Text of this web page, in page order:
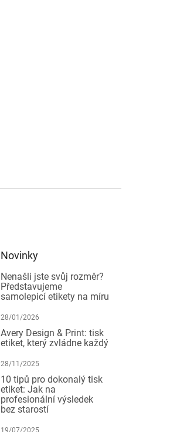
Novinky
Nenašli jste svůj rozměr?
Představujeme
samolepicí etikety na míru
28/01/2026
Avery Design & Print: tisk
etiket, který zvládne každý
28/11/2025
10 tipů pro dokonalý tisk
etiket: Jak na
profesionální výsledek
bez starostí
19/07/2025